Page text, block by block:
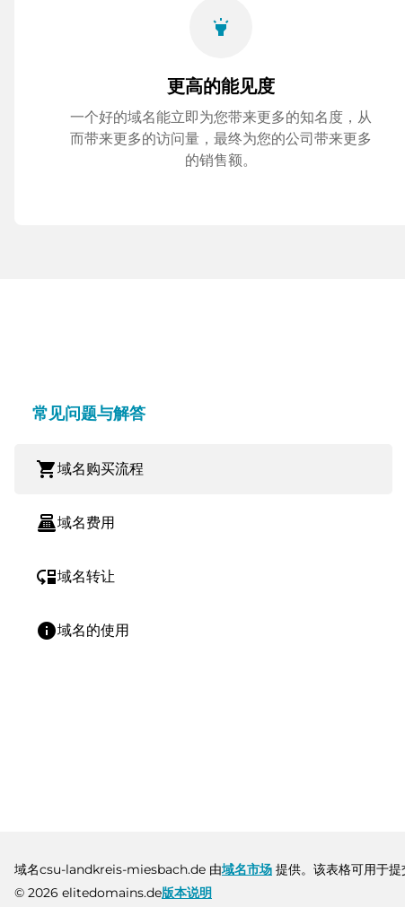
highlight
更高的能见度
一个好的域名能立即为您带来更多的知名度，从
而带来更多的访问量，最终为您的公司带来更多
的销售额。
常见问题与解答
shopping_cart域名购买流程
point_of_sale域名费用
move_down域名转让
info域名的使用
域名csu-landkreis-miesbach.de 由域名市场 提供。该表格可用于
© 2026 elitedomains.de版本说明